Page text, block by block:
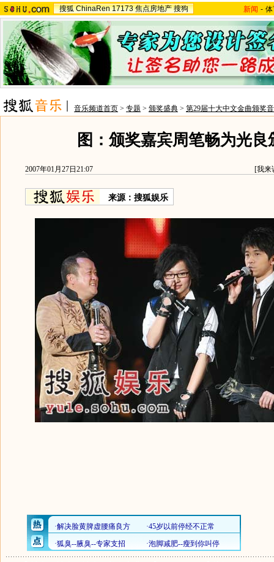
搜狐 ChinaRen 17173 焦点房地产 搜狗 新闻 -
音乐频道首页 > 专题 > 颁奖盛典 > 第29届十大中文金曲颁奖
图：颁奖嘉宾周笔畅为光良
2007年01月27日21:07 [我来
来源：搜狐娱乐